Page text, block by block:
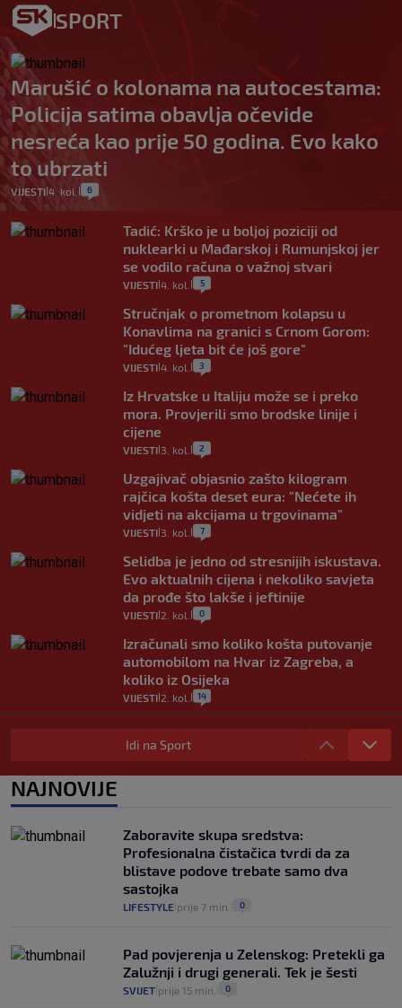
SPORT
Marušić o kolonama na autocestama:
Policija satima obavlja očevide
nesreća kao prije 50 godina. Evo kako
to ubrzati
VIJESTI 4. kol. 6
Tadić: Krško je u boljoj poziciji od
nuklearki u Mađarskoj i Rumunjskoj jer
se vodilo računa o važnoj stvari
VIJESTI 4. kol. 5
Stručnjak o prometnom kolapsu u
Konavlima na granici s Crnom Gorom:
"Idućeg ljeta bit će još gore"
VIJESTI 4. kol. 3
Iz Hrvatske u Italiju može se i preko
mora. Provjerili smo brodske linije i
cijene
VIJESTI 3. kol. 2
Uzgajivač objasnio zašto kilogram
rajčica košta deset eura: "Nećete ih
vidjeti na akcijama u trgovinama"
VIJESTI 3. kol. 7
Selidba je jedno od stresnijih iskustava.
Evo aktualnih cijena i nekoliko savjeta
da prođe što lakše i jeftinije
VIJESTI 2. kol. 0
Izračunali smo koliko košta putovanje
automobilom na Hvar iz Zagreba, a
koliko iz Osijeka
VIJESTI 2. kol. 14
"Kći je otišla na more, a zaboravila
zdravstvenu iskaznicu". Kakva su prava
pacijenata izvan mjesta prebivališta?
VIJESTI 1. kol. 1
se dogodilo ništa. Vlada se zaljubila u te
intervencije"
VIJESTI 30. srp. 25
Idi na Sport
NAJNOVIJE
Zaboravite skupa sredstva:
Profesionalna čistačica tvrdi da za
blistave podove trebate samo dva
sastojka
LIFESTYLE prije 7 min. 0
Pad povjerenja u Zelenskog: Pretekli ga
Zalužnji i drugi generali. Tek je šesti
SVIJET prije 15 min. 0